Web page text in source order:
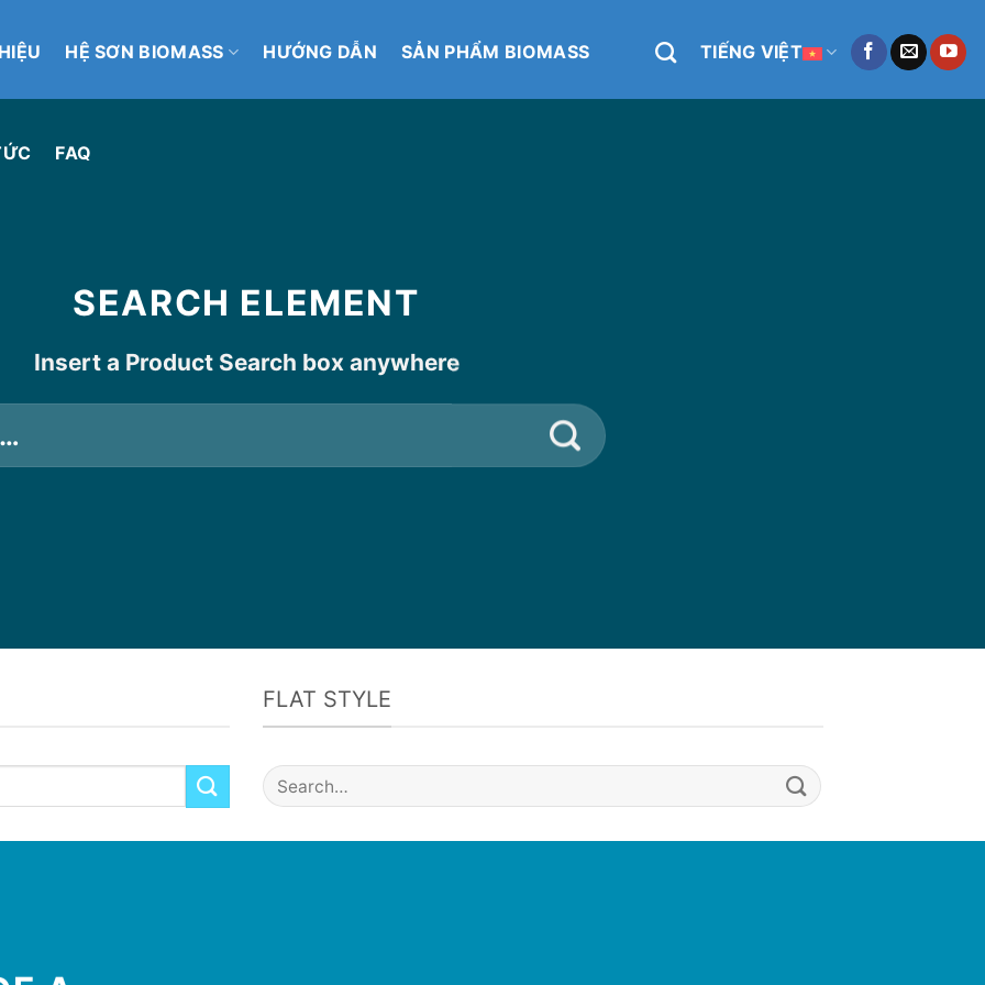
HỆ SƠN BIOMASS HƯỚNG DẪN SẢN PHẨM BIOMASS
FAQ
TIẾNG VIỆT
SEARCH ELEMENT
Insert a Product Search box anywhere
FLAT STYLE
Search
for: